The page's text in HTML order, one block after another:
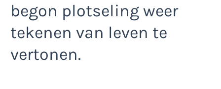
begon plotseling weer
tekenen van leven te
vertonen.